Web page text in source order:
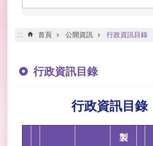
線::: 首頁 公開資訊 行政資訊目錄
行政資訊目錄
行政資訊目錄
製